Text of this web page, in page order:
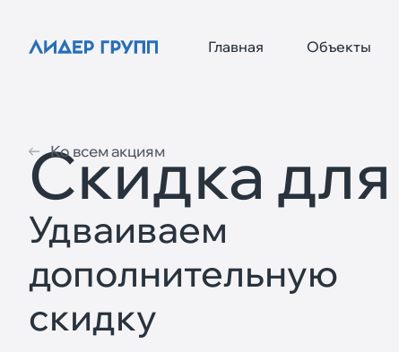
Главная Объекты
Скидка
Ко всем акциям
Удваиваем
дополнительную
скидку